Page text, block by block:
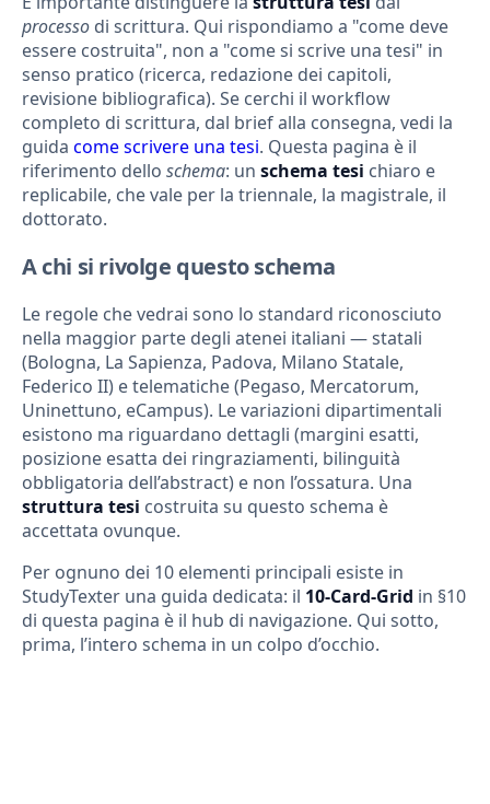
processo di scrittura. Qui rispondiamo a "come deve
essere costruita", non a "come si scrive una tesi" in
senso pratico (ricerca, redazione dei capitoli,
revisione bibliografica). Se cerchi il workflow
completo di scrittura, dal brief alla consegna, vedi la
guida come scrivere una tesi. Questa pagina è il
riferimento dello schema: un schema tesi chiaro e
replicabile, che vale per la triennale, la magistrale, il
dottorato.
A chi si rivolge questo schema
Le regole che vedrai sono lo standard riconosciuto
nella maggior parte degli atenei italiani — statali
(Bologna, La Sapienza, Padova, Milano Statale,
Federico II) e telematiche (Pegaso, Mercatorum,
Uninettuno, eCampus). Le variazioni dipartimentali
esistono ma riguardano dettagli (margini esatti,
posizione esatta dei ringraziamenti, bilinguità
obbligatoria dell’abstract) e non l’ossatura. Una
struttura tesi costruita su questo schema è
accettata ovunque.
Per ognuno dei 10 elementi principali esiste in
StudyTexter una guida dedicata: il 10-Card-Grid in §10
di questa pagina è il hub di navigazione. Qui sotto,
prima, l’intero schema in un colpo d’occhio.